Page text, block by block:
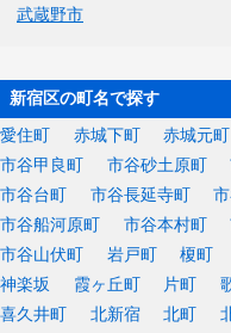
武蔵野市
新宿区の町名で探す
愛住町 赤城下町 赤城元町
市谷甲良町
市谷砂土原町
市谷台町
市谷長延寺町
市谷船河原町
市谷本村町
市谷山伏町
岩戸町 榎町
神楽坂
霞ヶ丘町 片町
喜久井町
北新宿 北町